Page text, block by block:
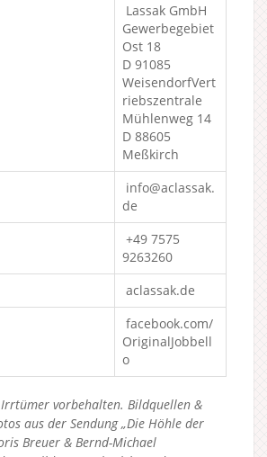
Lassak GmbH
Gewerbegebiet
Ost 18
D 91085
WeisendorfVert
riebszentrale
Mühlenweg 14
D 88605
Meßkirch
info@aclassak.
de
+49 7575
9263260
aclassak.de
facebook.com/
OriginalJobbell
o
vorbehalten. Bildquellen &
aus der Sendung „Die Höhle der
Breuer & Bernd-Michael